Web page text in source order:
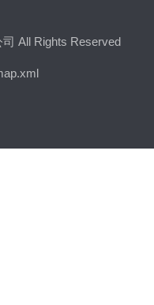
All Rights Reserved